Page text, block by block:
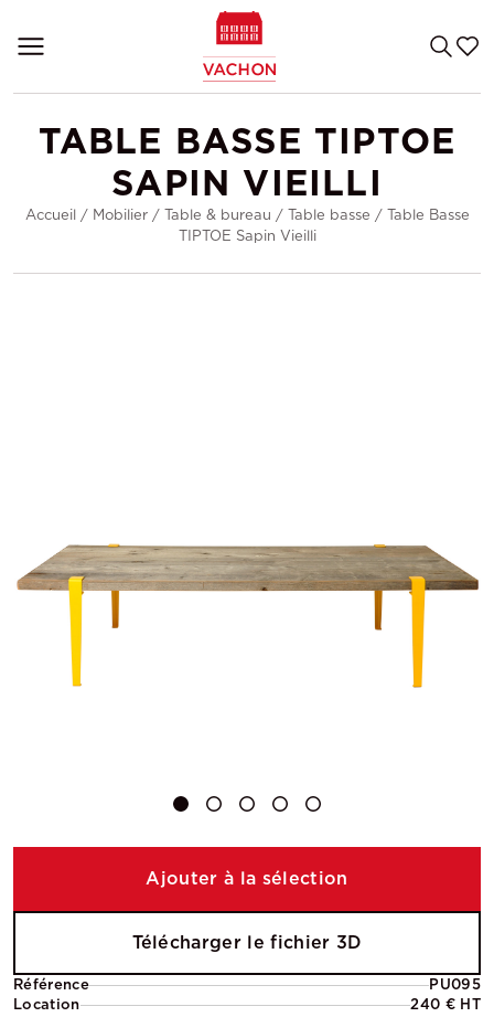
TABLE BASSE TIPTOE
SAPIN VIEILLI
Accueil / Mobilier/ Table & bureau / Table basse / Table Basse
TIPTOE Sapin Vieilli
Référence
PU095
Location
240 € HT
Ajouter à la sélection
Télécharger le fichier 3D